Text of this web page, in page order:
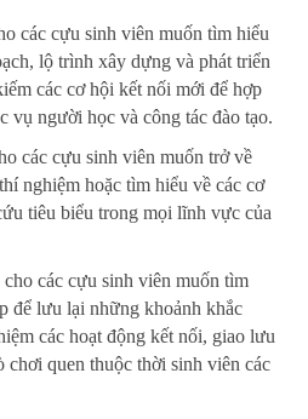
các cựu sinh viên muốn tìm hiểu
lộ trình xây dựng và phát triển
các cơ hội kết nối mới để hợp
vụ người học và công tác đào tạo.
các cựu sinh viên muốn trở về
nghiệm hoặc tìm hiểu về các cơ
tiêu biểu trong mọi lĩnh vực của
các cựu sinh viên muốn tìm
để lưu lại những khoảnh khắc
các hoạt động kết nối, giao lưu
quen thuộc thời sinh viên các